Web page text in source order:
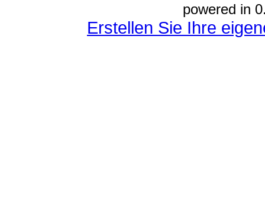
powered in
Erstellen Sie Ihre